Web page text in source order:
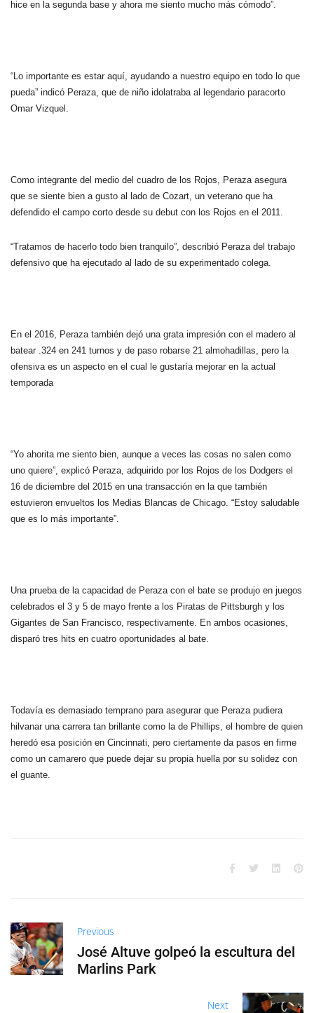
hice en la segunda base y ahora me siento mucho más cómodo”.
“Lo importante es estar aquí, ayudando a nuestro equipo en todo lo que
pueda” indicó Peraza, que de niño idolatraba al legendario paracorto
Omar Vizquel.
Como integrante del medio del cuadro de los Rojos, Peraza asegura
que se siente bien a gusto al lado de Cozart, un veterano que ha
defendido el campo corto desde su debut con los Rojos en el 2011.
“Tratamos de hacerlo todo bien tranquilo”, describió Peraza del trabajo
defensivo que ha ejecutado al lado de su experimentado colega.
En el 2016, Peraza también dejó una grata impresión con el madero al
batear .324 en 241 turnos y de paso robarse 21 almohadillas, pero la
ofensiva es un aspecto en el cual le gustaría mejorar en la actual
temporada
“Yo ahorita me siento bien, aunque a veces las cosas no salen como
uno quiere”, explicó Peraza, adquirido por los Rojos de los Dodgers el
16 de diciembre del 2015 en una transacción en la que también
estuvieron envueltos los Medias Blancas de Chicago. “Estoy saludable
que es lo más importante”.
Una prueba de la capacidad de Peraza con el bate se produjo en juegos
celebrados el 3 y 5 de mayo frente a los Piratas de Pittsburgh y los
Gigantes de San Francisco, respectivamente. En ambos ocasiones,
disparó tres hits en cuatro oportunidades al bate.
Todavía es demasiado temprano para asegurar que Peraza pudiera
hilvanar una carrera tan brillante como la de Phillips, el hombre de quien
heredó esa posición en Cincinnati, pero ciertamente da pasos en firme
como un camarero que puede dejar su propia huella por su solidez con
el guante.
Previous
José Altuve golpeó la escultura del
Marlins Park
Next